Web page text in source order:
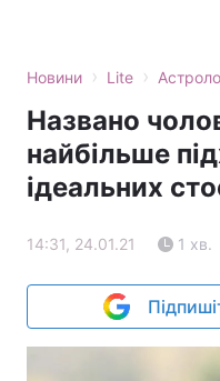
Новини › Lite ›
Названо
найбільше
ідеальних
14:31, 24.01.21 1 хв.